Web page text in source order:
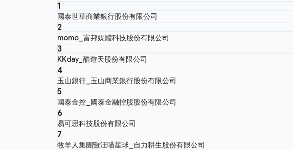
1
國泰世華商業銀行股份有限公司
2
momo_富邦媒體科技股份有限公司
3
KKday_酷遊天股份有限公司
4
玉山銀行_玉山商業銀行股份有限公司
5
國泰金控_國泰金融控股股份有限公司
6
易可思科技股份有限公司
7
牧羊人集團暨汪喵星球_自力耕生股份有限公司